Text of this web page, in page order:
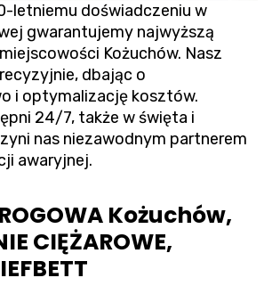
letniemu doświadczeniu w
gwarantujemy najwyższą
Kożuchów. Nasz
dbając o
i optymalizację kosztów.
24/7, także w święta i
nas niezawodnym partnerem
awaryjnej.
Kożuchów,
CIĘŻAROWE,